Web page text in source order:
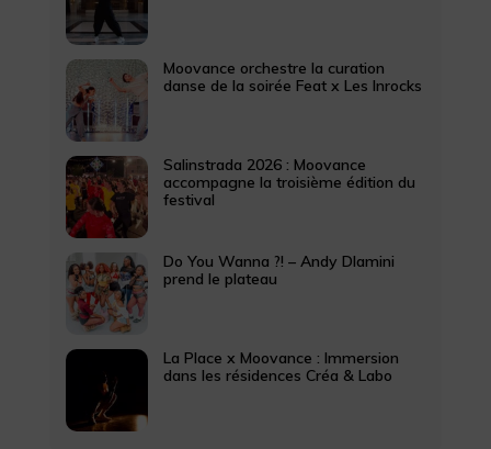
Moovance orchestre la curation
danse de la soirée Feat x Les Inrocks
Salinstrada 2026 : Moovance
accompagne la troisième édition du
festival
Do You Wanna ?! – Andy Dlamini
prend le plateau
La Place x Moovance : Immersion
dans les résidences Créa & Labo